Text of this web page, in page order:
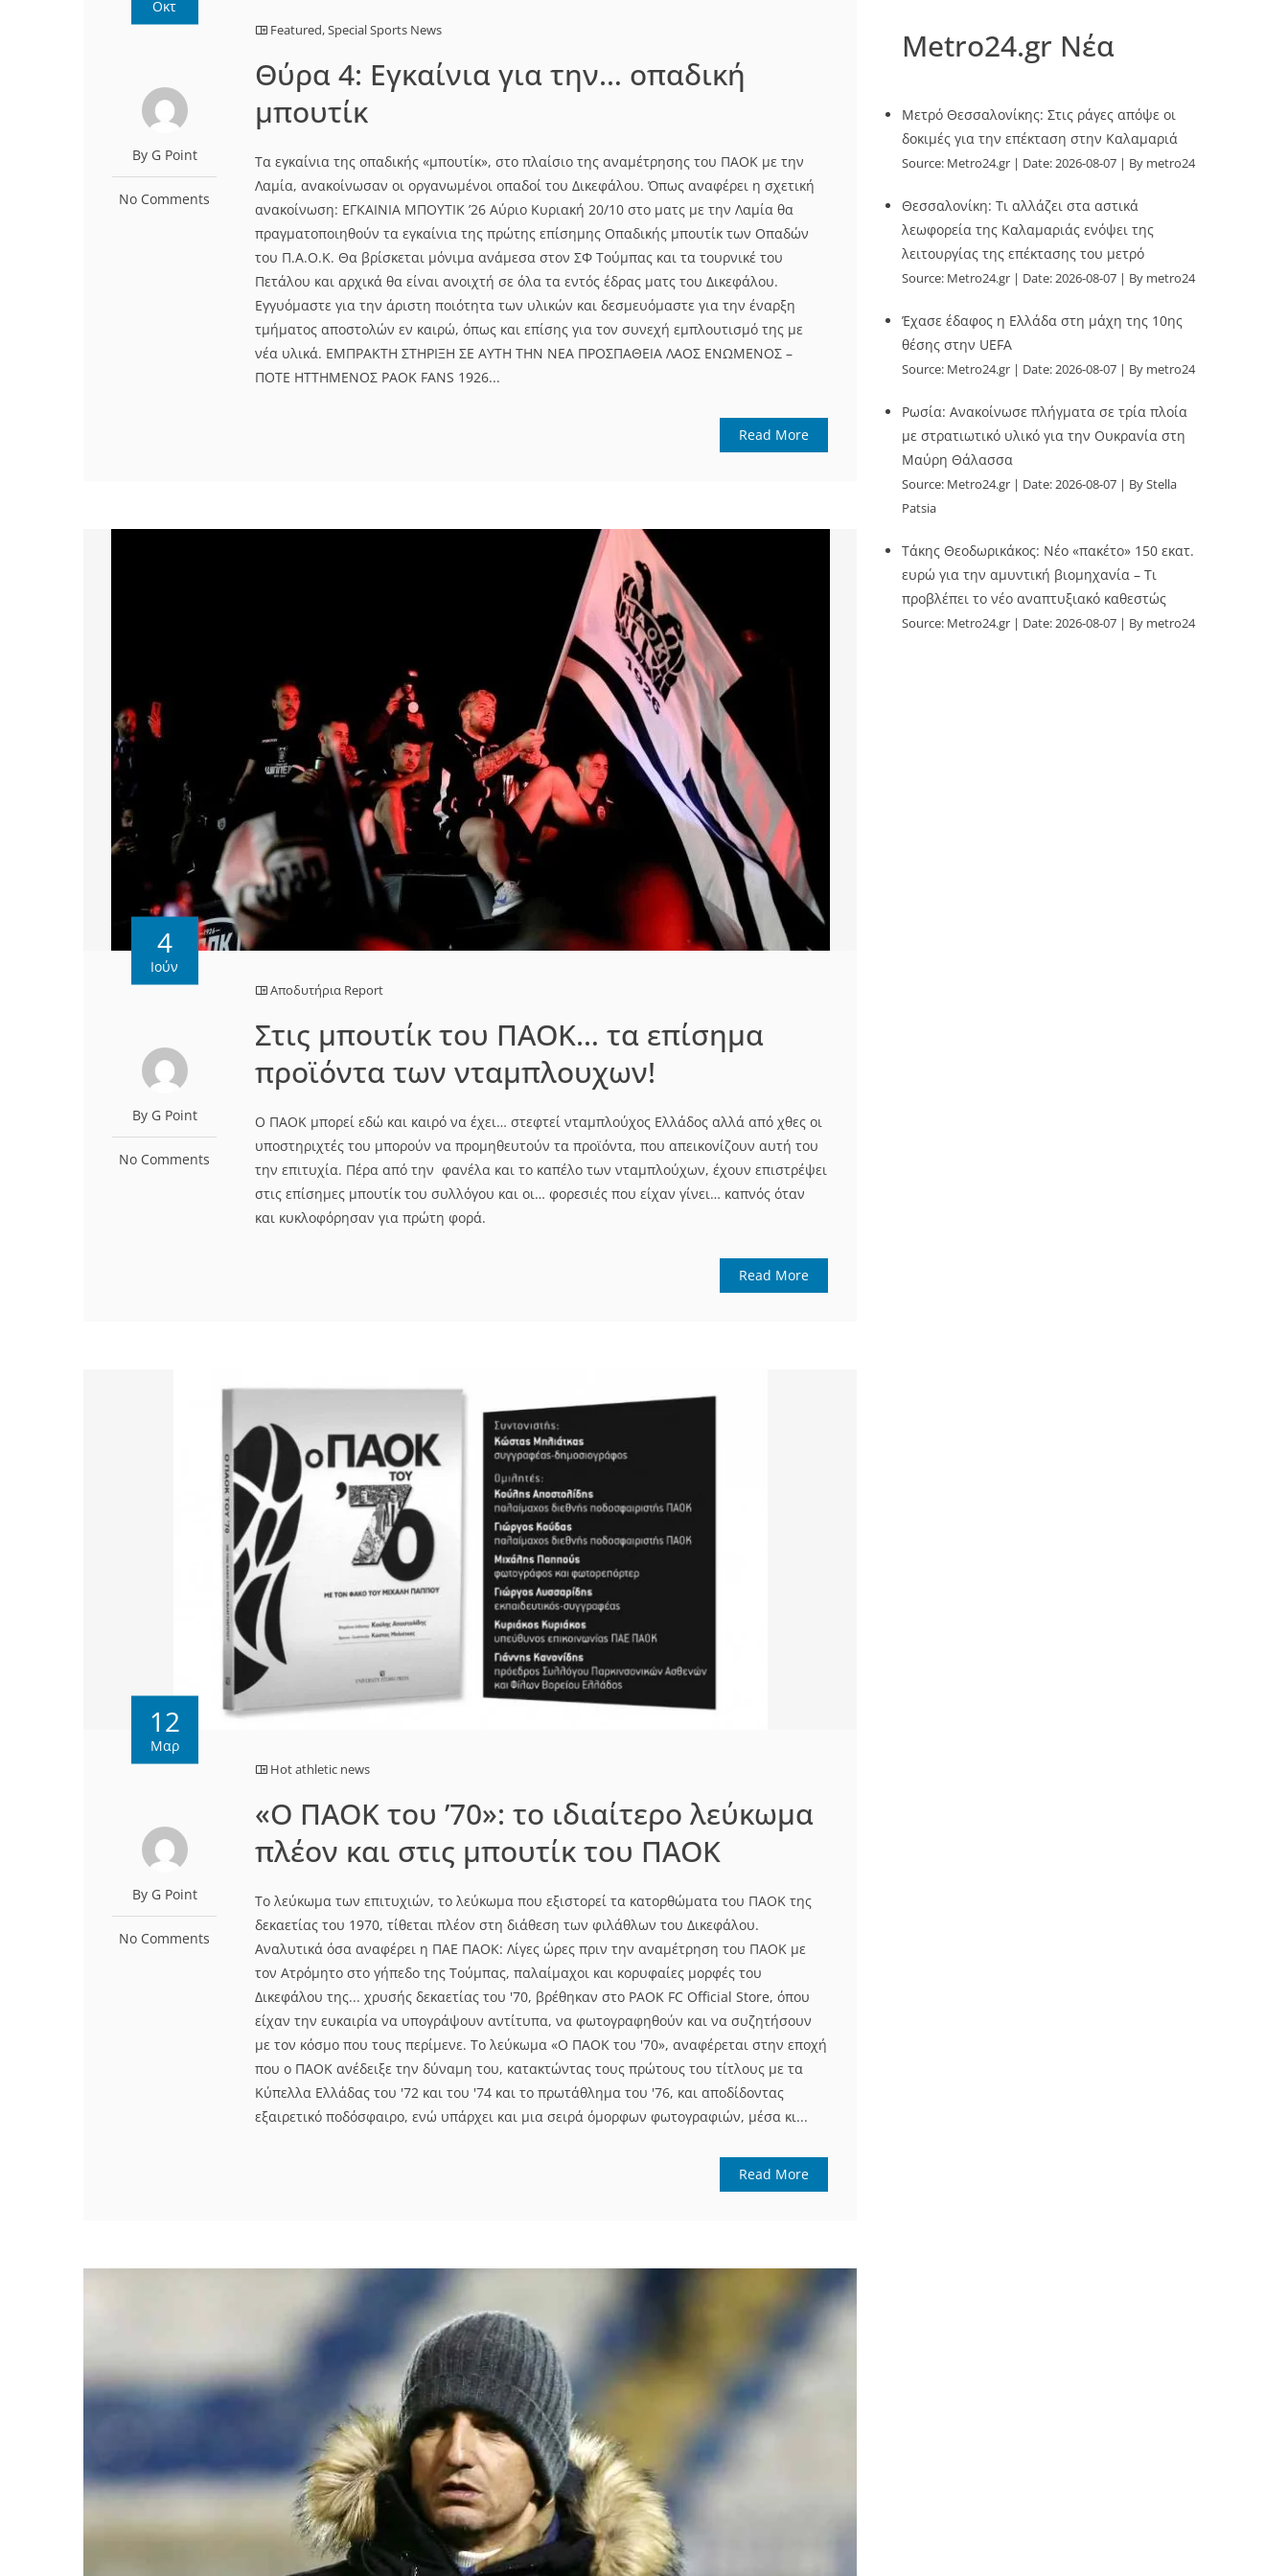
Οκτ
By G Point
No Comments
Featured,Special Sports News
Θύρα 4: Εγκαίνια για την… οπαδική
μπουτίκ
Τα εγκαίνια της οπαδικής «μπουτίκ», στο πλαίσιο της αναμέτρησης του ΠΑΟΚ με την
Λαμία, ανακοίνωσαν οι οργανωμένοι οπαδοί του Δικεφάλου. Όπως αναφέρει η σχετική
ανακοίνωση: ΕΓΚΑΙΝΙΑ ΜΠΟΥΤΙΚ ’26 Αύριο Κυριακή 20/10 στο ματς με την Λαμία θα
πραγματοποιηθούν τα εγκαίνια της πρώτης επίσημης Οπαδικής μπουτίκ των Οπαδών
του Π.Α.Ο.Κ. Θα βρίσκεται μόνιμα ανάμεσα στον ΣΦ Τούμπας και τα τουρνικέ του
Πετάλου και αρχικά θα είναι ανοιχτή σε όλα τα εντός έδρας ματς του Δικεφάλου.
Εγγυόμαστε για την άριστη ποιότητα των υλικών και δεσμευόμαστε για την έναρξη
τμήματος αποστολών εν καιρώ, όπως και επίσης για τον συνεχή εμπλουτισμό της με
νέα υλικά. ΕΜΠΡΑΚΤΗ ΣΤΗΡΙΞΗ ΣΕ ΑΥΤΗ ΤΗΝ ΝΕΑ ΠΡΟΣΠΑΘΕΙΑ ΛΑΟΣ ΕΝΩΜΕΝΟΣ –
ΠΟΤΕ ΗΤΤΗΜΕΝΟΣ PAOK FANS 1926...
Read More
4
Ιούν
By G Point
No Comments
Αποδυτήρια Report
Στις μπουτίκ του ΠΑΟΚ… τα επίσημα
προϊόντα των νταμπλουχων!
Ο ΠΑΟΚ μπορεί εδώ και καιρό να έχει… στεφτεί νταμπλούχος Ελλάδος αλλά από χθες οι
υποστηριχτές του μπορούν να προμηθευτούν τα προϊόντα, που απεικονίζουν αυτή του
την επιτυχία. Πέρα από την φανέλα και το καπέλο των νταμπλούχων, έχουν επιστρέψει
στις επίσημες μπουτίκ του συλλόγου και οι… φορεσιές που είχαν γίνει… καπνός όταν
και κυκλοφόρησαν για πρώτη φορά.
Read More
12
Μαρ
By G Point
No Comments
Hot athletic news
«Ο ΠΑΟΚ του ’70»: το ιδιαίτερο λεύκωμα
πλέον και στις μπουτίκ του ΠΑΟΚ
Το λεύκωμα των επιτυχιών, το λεύκωμα που εξιστορεί τα κατορθώματα του ΠΑΟΚ της
δεκαετίας του 1970, τίθεται πλέον στη διάθεση των φιλάθλων του Δικεφάλου.
Αναλυτικά όσα αναφέρει η ΠΑΕ ΠΑΟΚ: Λίγες ώρες πριν την αναμέτρηση του ΠΑΟΚ με
τον Ατρόμητο στο γήπεδο της Τούμπας, παλαίμαχοι και κορυφαίες μορφές του
Δικεφάλου της... χρυσής δεκαετίας του '70, βρέθηκαν στο PAOK FC Official Store, όπου
είχαν την ευκαιρία να υπογράψουν αντίτυπα, να φωτογραφηθούν και να συζητήσουν
με τον κόσμο που τους περίμενε. Το λεύκωμα «Ο ΠΑΟΚ του '70», αναφέρεται στην εποχή
που ο ΠΑΟΚ ανέδειξε την δύναμη του, κατακτώντας τους πρώτους του τίτλους με τα
Κύπελλα Ελλάδας του '72 και του '74 και το πρωτάθλημα του '76, και αποδίδοντας
εξαιρετικό ποδόσφαιρο, ενώ υπάρχει και μια σειρά όμορφων φωτογραφιών, μέσα κι...
Read More
Metro24.gr Νέα
Μετρό Θεσσαλονίκης: Στις ράγες απόψε οι
δοκιμές για την επέκταση στην Καλαμαριά
Source: Metro24.gr Date: 2026-08-07 By metro24
Θεσσαλονίκη: Τι αλλάζει στα αστικά
λεωφορεία της Καλαμαριάς ενόψει της
λειτουργίας της επέκτασης του μετρό
Source: Metro24.gr Date: 2026-08-07 By metro24
Έχασε έδαφος η Ελλάδα στη μάχη της 10ης
θέσης στην UEFA
Source: Metro24.gr Date: 2026-08-07 By metro24
Ρωσία: Ανακοίνωσε πλήγματα σε τρία πλοία
με στρατιωτικό υλικό για την Ουκρανία στη
Μαύρη Θάλασσα
Source: Metro24.gr Date: 2026-08-07
By Stella
Patsia
Τάκης Θεοδωρικάκος: Νέο «πακέτο» 150 εκατ.
ευρώ για την αμυντική βιομηχανία – Τι
προβλέπει το νέο αναπτυξιακό καθεστώς
Source: Metro24.gr Date: 2026-08-07 By metro24